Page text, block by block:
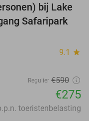
53%
bij Lake
Safaripark
9.1 star
Regulier €590
€275
toeristenbelasting